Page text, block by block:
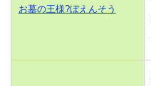
お墓の王様?ぼえんそう